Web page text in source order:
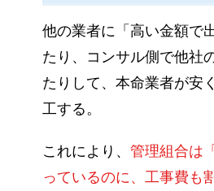
他の業者に「高い金額で
たり、コンサル側で他社
たりして、本命業者が安
工する。
これにより、 管理組合は
っているのに、工事費も